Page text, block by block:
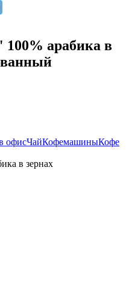
арабика в
офисЧайКофемашиныКофе
в зернах